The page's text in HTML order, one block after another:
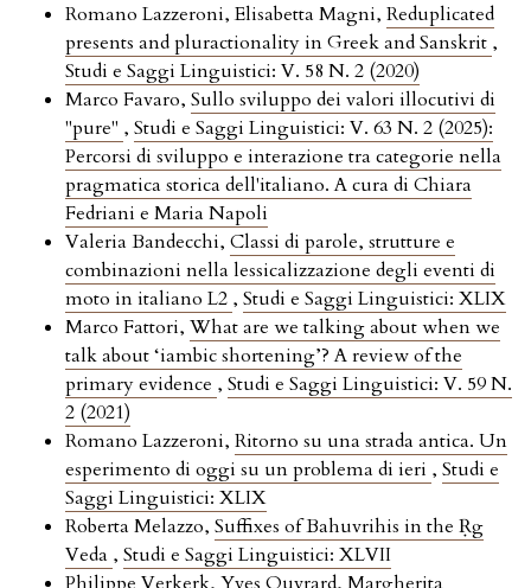
Romano Lazzeroni, Elisabetta Magni, Reduplicated
presents and pluractionality in Greek and Sanskrit ,
Studi e Saggi Linguistici: V. 58 N. 2 (2020)
Marco Favaro, Sullo sviluppo dei valori illocutivi di
"pure" , Studi e Saggi Linguistici: V. 63 N. 2 (2025):
Percorsi di sviluppo e interazione tra categorie nella
pragmatica storica dell'italiano. A cura di Chiara
Fedriani e Maria Napoli
Valeria Bandecchi, Classi di parole, strutture e
combinazioni nella lessicalizzazione degli eventi di
moto in italiano L2 , Studi e Saggi Linguistici: XLIX
Marco Fattori, What are we talking about when we
talk about ‘iambic shortening’? A review of the
primary evidence , Studi e Saggi Linguistici: V. 59 N.
2 (2021)
Romano Lazzeroni, Ritorno su una strada antica. Un
esperimento di oggi su un problema di ieri , Studi e
Saggi Linguistici: XLIX
Roberta Melazzo, Suffixes of Bahuvrihis in the Ṛg
Veda , Studi e Saggi Linguistici: XLVII